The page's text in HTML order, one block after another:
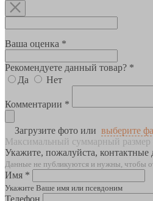
Ваша оценка *
Рекомендуете данный товар? *
Да
Нет
Комментарии *
Загрузите фото или выберите
Максимальный суммарный
Укажите, пожалуйста, контактные
Данные не публикуются и нужны, чтобы
Имя *
Укажите Ваше имя или псевдоним
Телефон